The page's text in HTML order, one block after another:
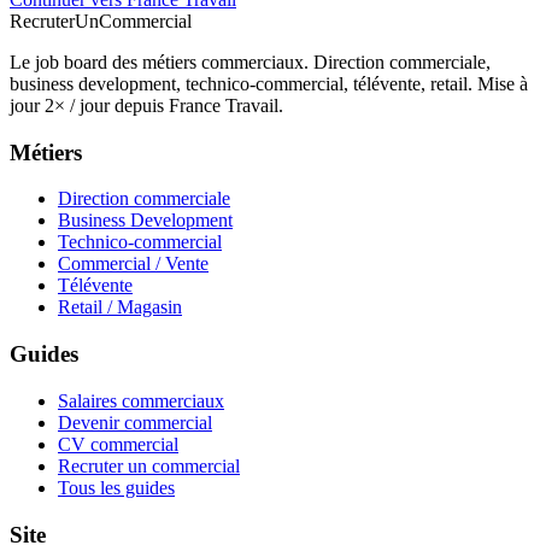
RecruterUnCommercial
Le job board des métiers commerciaux. Direction commerciale,
business development, technico-commercial, télévente, retail. Mise à
jour 2× / jour depuis France Travail.
Métiers
Direction commerciale
Business Development
Technico-commercial
Commercial / Vente
Télévente
Retail / Magasin
Guides
Salaires commerciaux
Devenir commercial
CV commercial
Recruter un commercial
Tous les guides
Site